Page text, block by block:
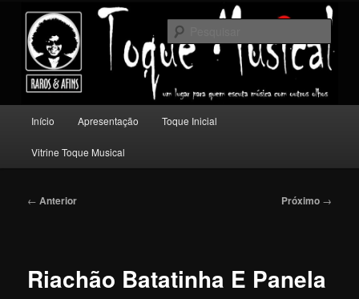
conteúdo
principalToque Musical
Um lugar para quem escuta música com outros olhos.
principal
Início Apresentação Toque Inicial
Vitrine Toque Musical
Navegação
← Anterior Próximo →
Riachão Batatinha E Panela